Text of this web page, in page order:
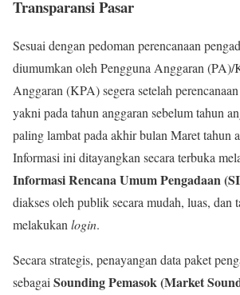
Transparansi Pasar
Sesuai dengan pedoman perencanaan
diumumkan oleh Pengguna Anggaran (PA)/
Anggaran (KPA) segera setelah
yakni pada tahun anggaran sebelum tahun
paling lambat pada akhir bulan Maret tahun
Informasi ini ditayangkan secara terbuka
Informasi Rencana Umum Pengadaan
diakses oleh publik secara mudah, luas, dan
melakukanlogin.
Secara strategis, penayangan data paket
sebagaiSounding Pemasok (Market